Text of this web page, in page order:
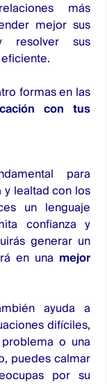
más
mejor sus
resolver sus
formas en las
con tus
para
y lealtad con los
un lenguaje
confianza y
generar un
en una mejor
ayuda a
difíciles,
o una
puedes calmar
por su